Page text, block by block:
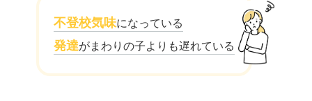
不登校気味になっている
発達がまわりの子よりも遅れている